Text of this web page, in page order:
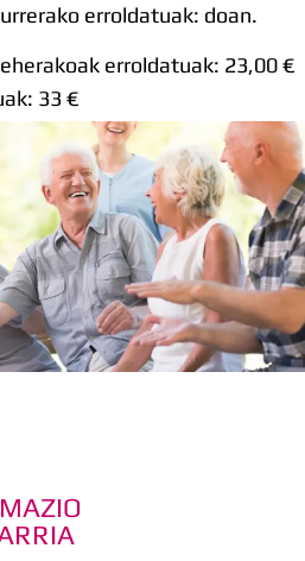
erroldatuak: doan.
erroldatuak: 23,00 €
33 €